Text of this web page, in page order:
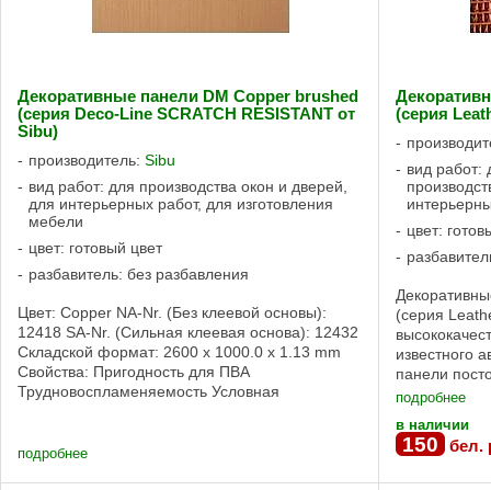
Декоративные панели DM Copper brushed
(серия Deco-Line SCRATCH RESISTANT от
Sibu)
производитель: Sibu
вид работ: для производства окон и дверей,
для интерьерных работ, для изготовления
мебели
цвет: готовый цвет
разбавитель: без разбавления
Цвет: Copper NA-Nr. (Без клеевой основы):
12418 SA-Nr. (Сильная клеевая основа): 12432
Складской формат: 2600 x 1000.0 x 1.13 mm
Свойства: Пригодность для ПВА
Трудновоспламеняемость Условная
подробнее
(серия
вид работ:
цвет:
(серия
известного
панели
Copper NA-
подробнее
в наличии
150 бел.